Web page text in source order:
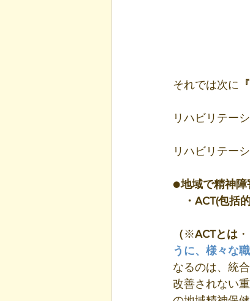
それでは次に 『
リハビリテー
リハビリテー
●地域で精神
・ACT(包括
（ ※ACTとは
うに、様々な
なるのは、統
改善されない